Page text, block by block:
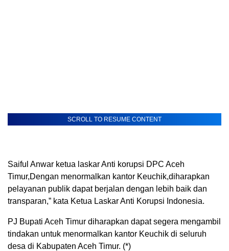
SCROLL TO RESUME CONTENT
Saiful Anwar ketua laskar Anti korupsi DPC Aceh
Timur,Dengan menormalkan kantor Keuchik,diharapkan
pelayanan publik dapat berjalan dengan lebih baik dan
transparan,” kata Ketua Laskar Anti Korupsi Indonesia.
PJ Bupati Aceh Timur diharapkan dapat segera mengambil
tindakan untuk menormalkan kantor Keuchik di seluruh
desa di Kabupaten Aceh Timur. (*)